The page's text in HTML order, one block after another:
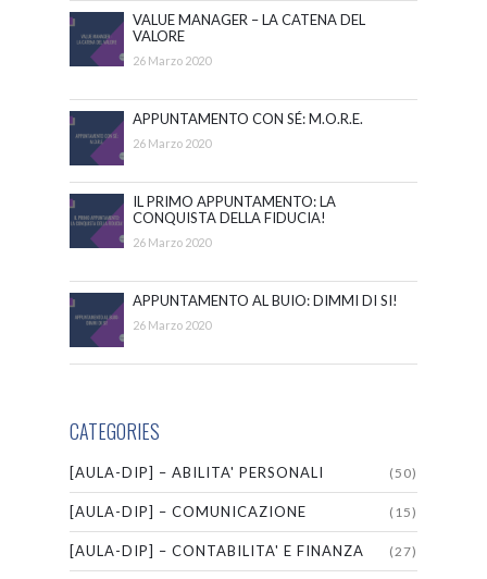
VALUE MANAGER – LA CATENA DEL
VALORE
26 Marzo 2020
APPUNTAMENTO CON SÉ: M.O.R.E.
26 Marzo 2020
IL PRIMO APPUNTAMENTO: LA
CONQUISTA DELLA FIDUCIA!
26 Marzo 2020
APPUNTAMENTO AL BUIO: DIMMI DI SI!
26 Marzo 2020
CATEGORIES
[AULA-DIP] – ABILITA' PERSONALI (50)
[AULA-DIP] – COMUNICAZIONE (15)
[AULA-DIP] – CONTABILITA' E FINANZA (27)